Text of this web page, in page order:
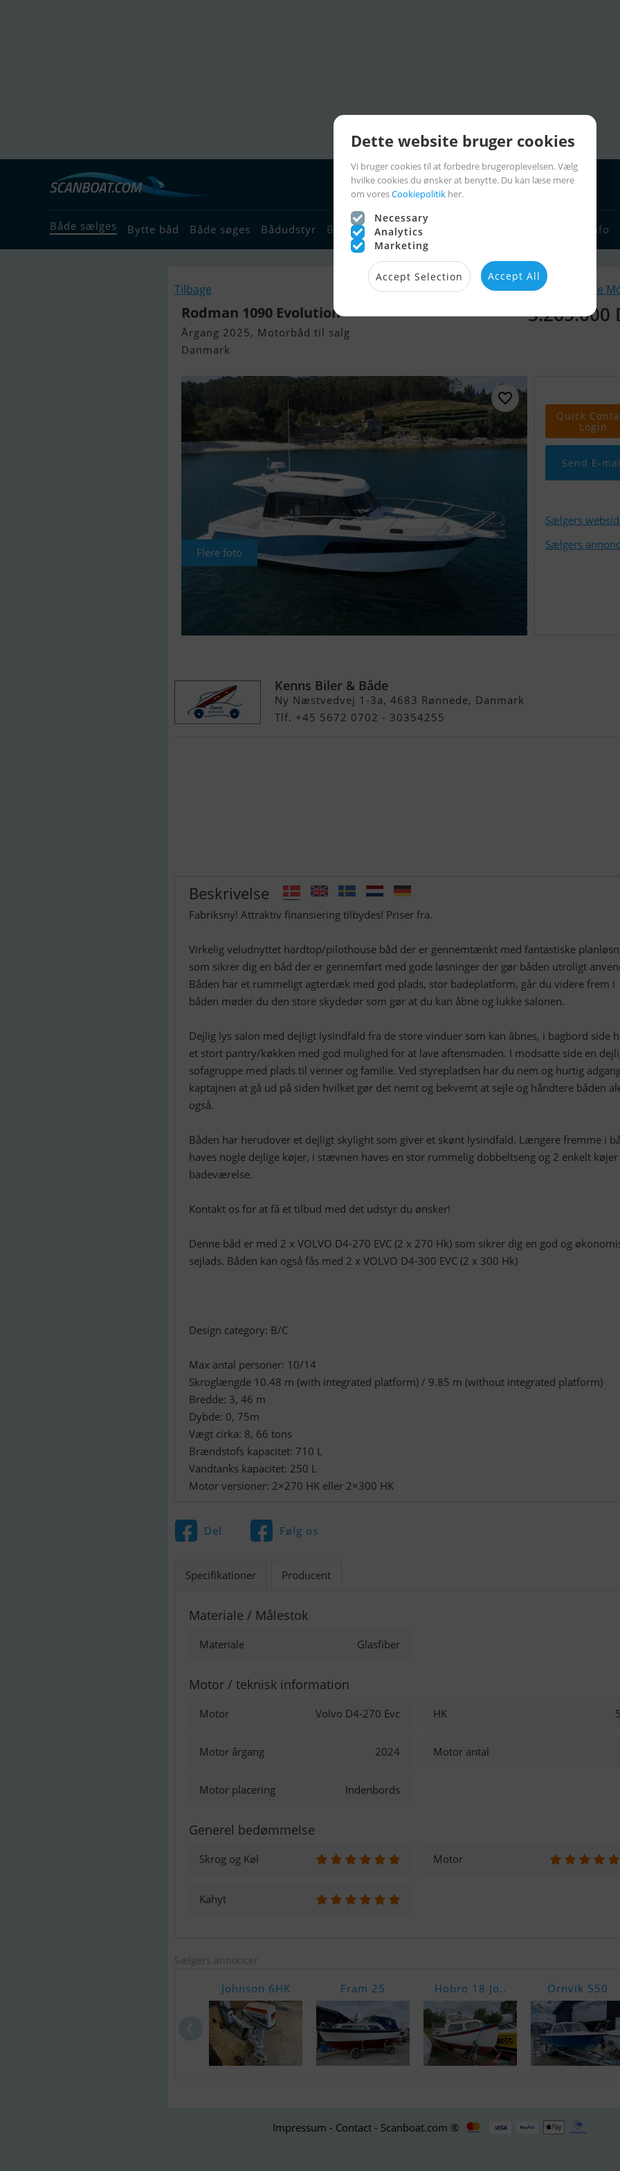
Både sælges Bytte båd Både søges Bådudstyr Bådforhandlere Sejlerlinks Sejlerinfo
Tilbage Lignende
Rodman 1090 Evolution
Årgang 2025, Motorbåd til salg
Danmark
3.265.000
Flere foto
Quick
Login
Send E-
Sælgers
Sælgers
Kenns Biler & Både
Ny Næstvedvej 1-3a, 4683 Rønnede, Danmark
Tlf. +45 5672 0702 - 30354255
Beskrivelse
Fabriksny! Attraktiv finansiering tilbydes! Priser fra.
Virkelig veludnyttet hardtop/pilothouse båd der er gennemtænkt med fantastiske
som sikrer dig en båd der er gennemført med gode løsninger der gør båden utroligt
Båden har et rummeligt agterdæk med god plads, stor badeplatform, går du videre frem i
båden møder du den store skydedør som gør at du kan åbne og lukke salonen.
Dejlig lys salon med dejligt lysindfald fra de store vinduer som kan åbnes, i bagbord side
et stort pantry/køkken med god mulighed for at lave aftensmaden. I modsatte side en
sofagruppe med plads til venner og familie. Ved styrepladsen har du nem og hurtig
kaptajnen at gå ud på siden hvilket gør det nemt og bekvemt at sejle og håndtere båden
også.
Båden har herudover et dejligt skylight som giver et skønt lysindfald. Længere fremme i
haves nogle dejlige køjer, i stævnen haves en stor rummelig dobbeltseng og 2 enkelt
badeværelse.
Kontakt os for at få et tilbud med det udstyr du ønsker!
Denne båd er med 2 x VOLVO D4-270 EVC (2 x 270 Hk) som sikrer dig en god og
sejlads. Båden kan også fås med 2 x VOLVO D4-300 EVC (2 x 300 Hk)
Design category: B/C
Max antal personer: 10/14
Skroglængde 10.48 m (with integrated platform) / 9.85 m (without integrated platform)
Bredde: 3, 46 m
Dybde: 0, 75m
Vægt cirka: 8, 66 tons
Brændstofs kapacitet: 710 L
Vandtanks kapacitet: 250 L
Motor versioner: 2×270 HK eller 2×300 HK
Del Følg os
Specifikationer Producent
Materiale / Målestok
Materiale Glasfiber
Motor / teknisk information
Motor Volvo D4-270 Evc HK
Motor årgang 2024 Motor antal
Motor placering Indenbords
Generel bedømmelse
Skrog og Køl Motor
Kahyt
Sælgers annoncer
Johnson 6HK Fram 25 Hobro 18 Jo.. Örnvik 550
Impressum - Contact - Scanboat.com ®
Dette website bruger cookies
Vi bruger cookies til at forbedre brugeroplevelsen. Vælg
hvilke cookies du ønsker at benytte. Du kan læse mere
om voresCookiepolitik her.
Necessary
Analytics
Marketing
Accept Selection Accept All